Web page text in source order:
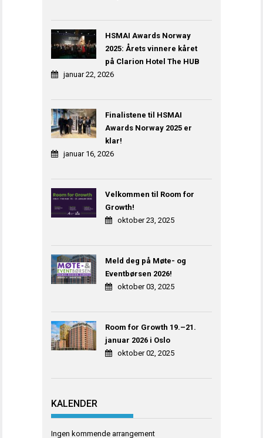
HSMAI Awards Norway
2025: Årets vinnere kåret
på Clarion Hotel The HUB
januar 22, 2026
Finalistene til HSMAI
Awards Norway 2025 er
klar!
januar 16, 2026
Velkommen til Room for
Growth!
oktober 23, 2025
Meld deg på Møte- og
Eventbørsen 2026!
oktober 03, 2025
Room for Growth 19.–21.
januar 2026 i Oslo
oktober 02, 2025
KALENDER
Ingen kommende arrangement